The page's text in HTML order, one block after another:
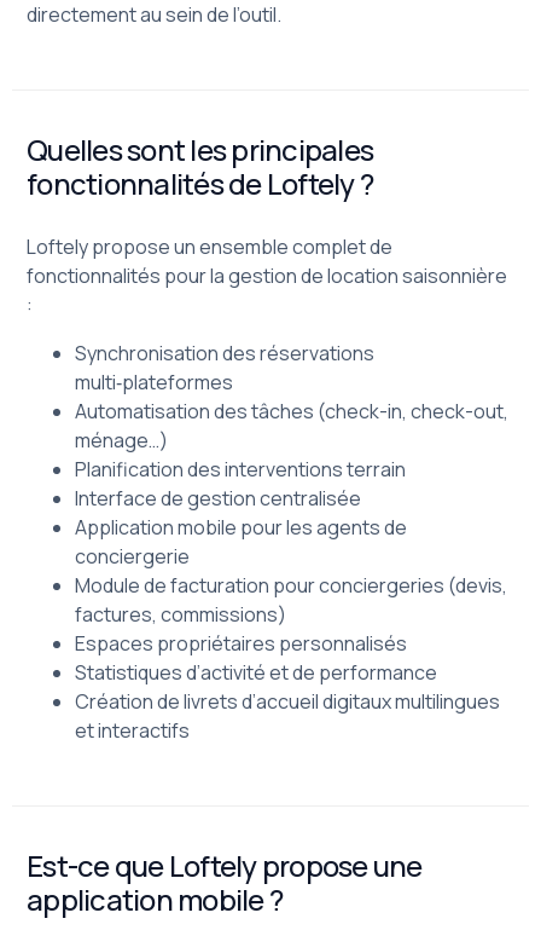
directement au sein de l’outil.
Quelles sont les principales
fonctionnalités de Loftely ?
Loftely propose un ensemble complet de
fonctionnalités pour la gestion de location saisonnière
:
Synchronisation des réservations
multi‑plateformes
Automatisation des tâches (check-in, check-out,
ménage…)
Planification des interventions terrain
Interface de gestion centralisée
Application mobile pour les agents de
conciergerie
Module de facturation pour conciergeries (devis,
factures, commissions)
Espaces propriétaires personnalisés
Statistiques d’activité et de performance
Création de livrets d’accueil digitaux multilingues
et interactifs
Est-ce que Loftely propose une
application mobile ?